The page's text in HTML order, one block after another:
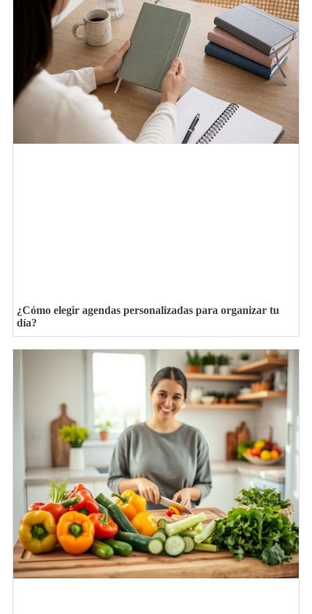
¿Cómo elegir agendas personalizadas para organizar tu
día?